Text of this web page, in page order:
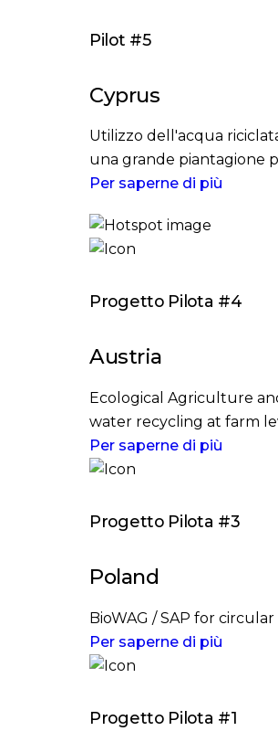
Pilot #5
Cyprus
Utilizzo dell'acqua
una grande piantagione
Per saperne di più
Progetto Pilota #4
Austria
Ecological Agriculture
water recycling at farm
Per saperne di più
Progetto Pilota #3
Poland
BioWAG / SAP for
Per saperne di più
Progetto Pilota #1